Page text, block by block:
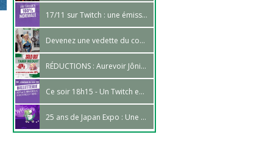
17/11 sur Twitch : une émission tout à fait ordinaire
Devenez une vedette du cosplay - Inscriptions Rising Cosplay Talent
RÉDUCTIONS : Aurevoir Jônin, bonjour Chûnin !
Ce soir 18h15 - Un Twitch en 3 actes !
25 ans de Japan Expo : Une Rétrospective Horrifique